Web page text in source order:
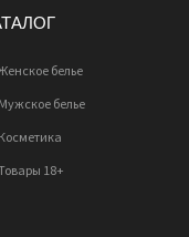
белье
белье
18+